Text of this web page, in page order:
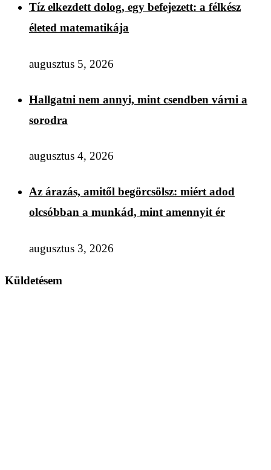
Tíz elkezdett dolog, egy befejezett: a félkész
életed matematikája
augusztus 5, 2026
Hallgatni nem annyi, mint csendben várni a
sorodra
augusztus 4, 2026
Az árazás, amitől begörcsölsz: miért adod
olcsóbban a munkád, mint amennyit ér
augusztus 3, 2026
Küldetésem